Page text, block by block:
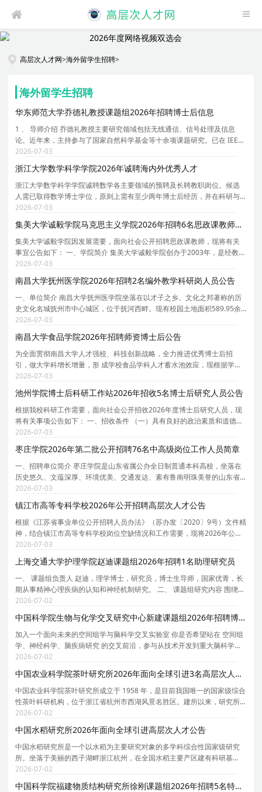
高层次人才网>海外留学生招聘>
海外留学生招聘
华东师范大学乔德礼教授课题组2026年招聘博士后信息
1 、 导师介绍 乔德礼教授主要研究领域包括无线通信、信号处理及信息
论。近年来，主持参与了国家自然科学基金等十余项课题研究。已在 IEEE
期刊等国际学术期刊上发表论文 30 余篇。 乔德礼教授个人主页 : 乔德礼教
授 IEEE 主页： https://faculty.ecnu.edu.c
2026-07-03
浙江大学数学科学学院2026年诚聘海内外优秀人才
浙江大学数学科学学院诚聘数学各主要领域的预聘及长聘教职岗位。候选
人需已取得数学博士学位，原则上需有至少两年博士后经历，并在科研与
教学方面均展现出卓越的成就与潜力。学院薪资待遇具有国际竞争力，且
一人一议；学校则根据职称与资质提供多种住房补贴
2026-07-03
集美大学诚毅学院马克思主义学院2026年招聘6名思政课教师启事（二）
集美大学诚毅学院因发展需要，面向社会公开招聘思政课教师，现将有关
事宜公告如下： 一、学院简介 集美大学诚毅学院创办于2003年，是经教育
部批准设立，由集美大学与福建集美大学教育发展基金会联合举办的独立
学院。学院坐落于福建厦门，校园占地面积550余亩
2026-07-03
南昌大学抚州医学院2026年招聘2名编外教学科研岗人员公告
一、单位简介 南昌大学抚州医学院坐落在以才子之乡、文化之邦著称的历
史文化名城抚州市中心城区，位于抚河西畔。现有校园土地面积589.95余
亩，校舍建筑总面积24.81万㎡。学院是培养医学专门应用型人才的高等院
校，学院内设基础医学院、临床医学院、口腔医学
2026-07-03
南昌大学食品学院2026年招聘师资博士后公告
为全面贯彻南昌大学人才强校、科技创新战略，全力推进优秀博士后招
引，做大学科增长增量，形 成学校食品学科人才蓄水池效应，现根据学科
发展需要，依托食品科学与工程博士后科研流动站，面向国内外公开招收
师资博士后专职科研人员，本次计划招聘师资博士后不
2026-07-03
池州学院博士后科研工作站2026年招收5名博士后研究人员公告
根据我校科研工作需要，面向社会公开招收2026年度博士后研究人员，现
将有关事项公告如下： 一、招收条件 （一）具有良好的政治素质和道德修
养，遵纪守法，身体健康； （二）具有博士学位（应届博士提供导师签名
的可以在2026年12月31日前毕业的承诺书），年龄
2026-07-03
枣庄学院2026年第二批公开招聘76名中高级岗位工作人员简章
一、招聘单位简介 枣庄学院是山东省属公办全日制普通本科高校，坐落在
历史悠久、文蕴深厚、环境优美、交通发达、素有鲁南明珠美誉的山东省
枣庄市。京沪高铁、京台高速公路等穿境而过，交通十分便利。学校占地
面积近 3000 亩，学校固定资产总值 14.5 亿元，实
2026-07-03
镇江市高等专科学校2026年公开招聘高层次人才公告
根据《江苏省事业单位公开招聘人员办法》（苏办发〔2020〕9号）文件精
神，结合镇江市高等专科学校岗位空缺情况和工作需要，现将2026年公开
招聘高层次人才有关事项公告如下： 一、报考条件、对象 （一）具有中华
人民共和国国籍； （二）岗位年龄要求：博士研
2026-07-03
上海交通大学护理学院赵迪课题组2026年招聘1名助理研究员
一、 课题组负责人 赵迪，理学博士，研究员，博士生导师，国家优青，长
期从事精神心理疾病的认知和神经机制研究。 二、 课题组研究内容 围绕精
神心理疾病的计算建模、精准干预、神经机制三大方向开展研究：一方面
基于多模态神经影像、电生理与行为数据，结合
2026-07-02
中国科学院生物与化学交叉研究中心新建课题组2026年招聘博士后
加入一个面向未来的空间组学与脑科学交叉实验室 你是否希望站在 空间组
学、神经科学、脑疾病研究 的交叉前沿，参与从技术开发到重大脑科学问
题解析的完整科研过程？ 中国科学院生物与化学交叉研究中心IRCBC拟新
建课题组将于 2026年9月正式成立 ，现诚邀有志
2026-07-02
中国农业科学院茶叶研究所2026年面向全球引进3名高层次人才公告
中国农业科学院茶叶研究所成立于 1958 年，是目前我国唯一的国家级综合
性茶叶科研机构，位于浙江省杭州市西湖风景名胜区。建所以来，研究所
坚持围绕茶学科建设和茶产业发展中的基础性、公益性、前沿性问题，开
展茶树种质资源与遗传育种、茶树生理与栽培、茶
2026-07-02
中国水稻研究所2026年面向全球引进高层次人才公告
中国水稻研究所是一个以水稻为主要研究对象的多学科综合性国家级研究
所。坐落于美丽的西子湖畔浙江杭州，在全国水稻主要产区建有科研基
地，形成一中心+四基地的区域布局。 研究所主要从事水稻重要基因的挖掘
与利用、育种新技术创新与新品种选育、水稻栽培与
2026-07-02
中国科学院福建物质结构研究所徐刚课题组2026年招聘5名特别研究助理（博士后或项目聘用）启事